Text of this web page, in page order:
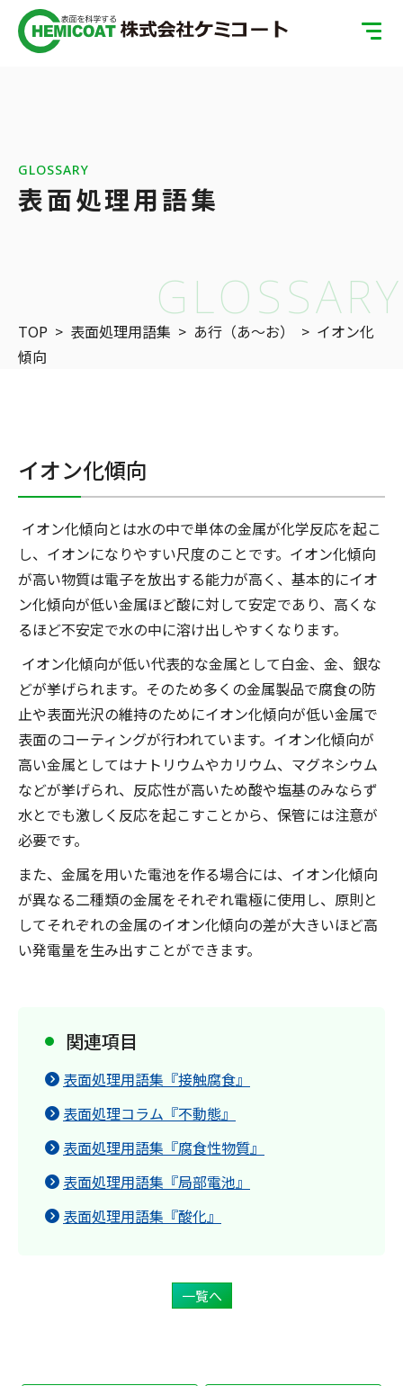
ISOへの取り組み
表面処理の基礎知識
お問い合わせ
GLOSSARY
GLOSSARY
表面処理用語集
TOP > 表面処理用語集 > あ行（あ〜お） > イオン化
傾向
イオン化傾向
イオン化傾向とは水の中で単体の金属が化学反応を起こ
し、イオンになりやすい尺度のことです。イオン化傾向
が高い物質は電子を放出する能力が高く、基本的にイオ
ン化傾向が低い金属ほど酸に対して安定であり、高くな
るほど不安定で水の中に溶け出しやすくなります。
イオン化傾向が低い代表的な金属として白金、金、銀な
どが挙げられます。そのため多くの金属製品で腐食の防
止や表面光沢の維持のためにイオン化傾向が低い金属で
表面のコーティングが行われています。イオン化傾向が
高い金属としてはナトリウムやカリウム、マグネシウム
などが挙げられ、反応性が高いため酸や塩基のみならず
水とでも激しく反応を起こすことから、保管には注意が
必要です。
また、金属を用いた電池を作る場合には、イオン化傾向
が異なる二種類の金属をそれぞれ電極に使用し、原則と
してそれぞれの金属のイオン化傾向の差が大きいほど高
い発電量を生み出すことができます。
関連項目
表面処理用語集『接触腐食』
表面処理コラム『不動態』
表面処理用語集『腐食性物質』
表面処理用語集『局部電池』
表面処理用語集『酸化』
一覧へ